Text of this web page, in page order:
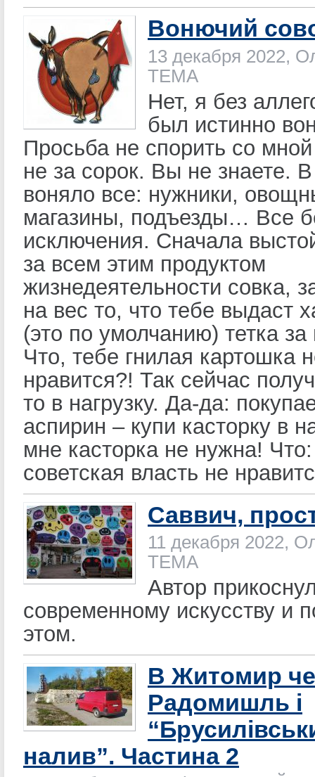
Вонючий
13 декабря 2022,
ТЕМА
Нет, я без
был истинно
Просьба не спорить со
не за сорок. Вы не знаете.
воняло все: нужники,
магазины, подъезды… Все
исключения. Сначала
за всем этим продуктом
жизнедеятельности совка,
на вес то, что тебе выдаст
(это по умолчанию) тетка
Что, тебе гнилая картошка
нравится?! Так сейчас
то в нагрузку. Да-да:
аспирин – купи касторку в
мне касторка не нужна!
советская власть не
Саввич,
11 декабря 2022,
ТЕМА
Автор
современному искусству и
этом.
В Житомир
Радомишль і
налив”. Частина 2